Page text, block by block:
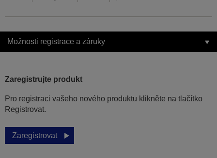
Možnosti registrace a záruky
Zaregistrujte produkt
Pro registraci vašeho nového produktu klikněte na tlačítko
Registrovat.
Zaregistrovat